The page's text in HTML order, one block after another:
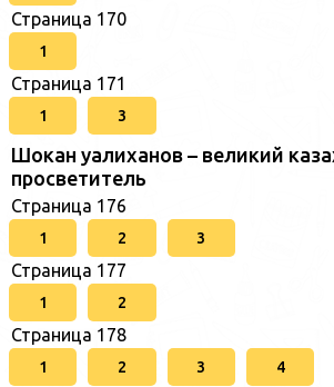
Страница 170
1
Страница 171
1 3
Шокан уалиханов – великий
просветитель
Страница 176
1 2 3
Страница 177
1 2
Страница 178
1 2 3 4